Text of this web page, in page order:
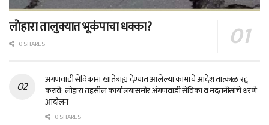
लोहारा तालुक्यात भूकंपाचा धक्का?
0 SHARES
अंगणवाडी सेविकांना खातेबाह्य देण्यात आलेल्या कामांचे आदेश तात्काळ रद्द
करावे; लोहारा तहसील कार्यालयासमोर अंगणवाडी सेविका व मदतनीसांचे धरणे
आंदोलन
0 SHARES